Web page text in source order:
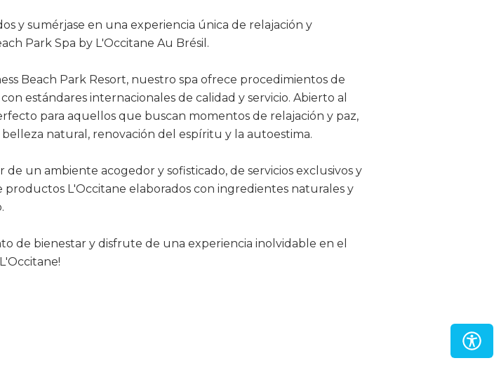
y sumérjase en una experiencia única de relajación y
Park Spa by L'Occitane Au Brésil.
Beach Park Resort, nuestro spa ofrece procedimientos de
estándares internacionales de calidad y servicio. Abierto al
para aquellos que buscan momentos de relajación y paz,
natural, renovación del espíritu y la autoestima.
un ambiente acogedor y sofisticado, de servicios exclusivos y
productos L'Occitane elaborados con ingredientes naturales y
de bienestar y disfrute de una experiencia inolvidable en el